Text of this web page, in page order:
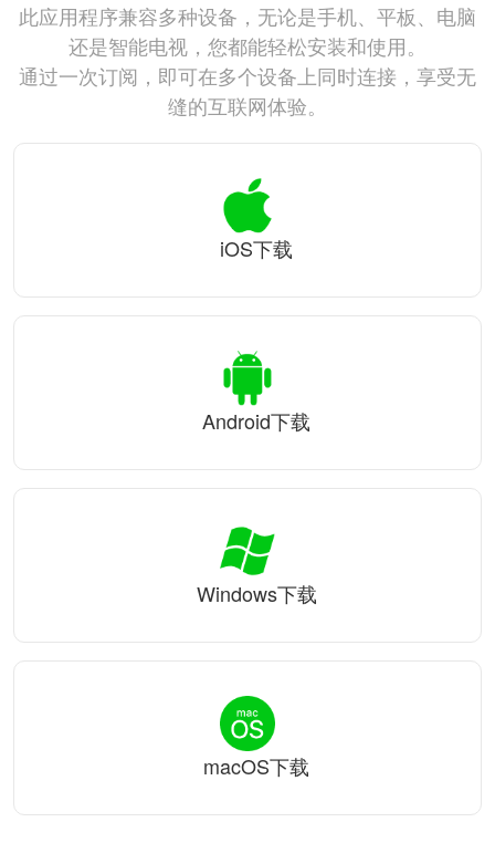
此应用程序兼容多种设备，无论是手机、平板、电脑
还是智能电视，您都能轻松安装和使用。
通过一次订阅，即可在多个设备上同时连接，享受无
缝的互联网体验。
iOS下载
Android下载
Windows下载
macOS下载